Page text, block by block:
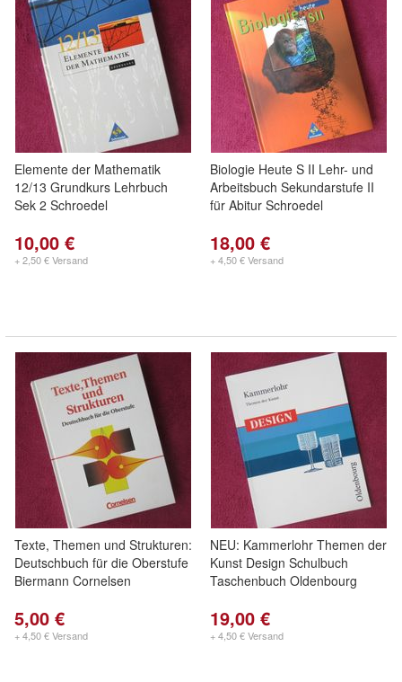
Elemente der Mathematik
12/13 Grundkurs Lehrbuch
Sek 2 Schroedel
10,00 €
+ 2,50 € Versand
Biologie Heute S II Lehr- und
Arbeitsbuch Sekundarstufe II
für Abitur Schroedel
18,00 €
+ 4,50 € Versand
Texte, Themen und Strukturen:
Deutschbuch für die Oberstufe
Biermann Cornelsen
5,00 €
+ 4,50 € Versand
NEU: Kammerlohr Themen der
Kunst Design Schulbuch
Taschenbuch Oldenbourg
19,00 €
+ 4,50 € Versand